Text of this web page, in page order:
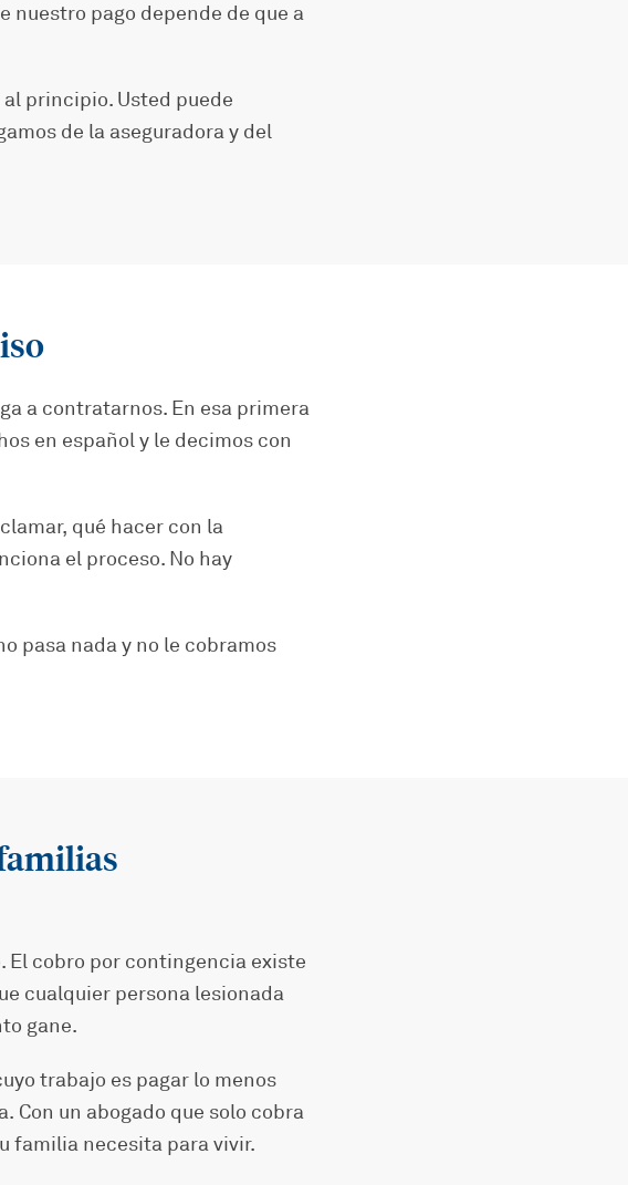
nuestro pago depende de que a
principio. Usted puede
de la aseguradora y del
a contratarnos. En esa primera
en español y le decimos con
qué hacer con la
el proceso. No hay
pasa nada y no le cobramos
El cobro por contingencia existe
cualquier persona lesionada
gane.
trabajo es pagar lo menos
Con un abogado que solo cobra
familia necesita para vivir.